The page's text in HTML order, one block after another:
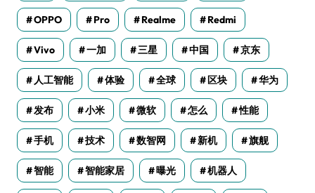
OPPO Pro Realme Redmi
Vivo 一加 三星 中国 京东
人工智能 体验 全球 区块 华为
发布 小米 微软 怎么 性能
手机 技术 数智网 新机 旗舰
智能 智能家居 曝光 机器人